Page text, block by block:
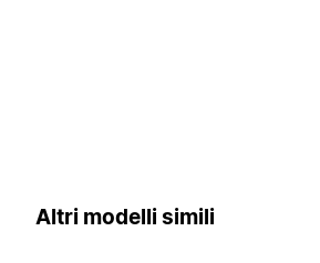
Altri modelli simili